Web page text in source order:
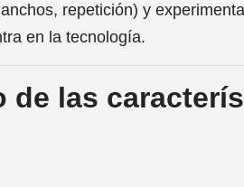
repetición) y
en la tecnología.
de las